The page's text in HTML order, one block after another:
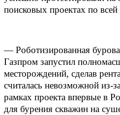
поисковых проектах по
— Роботизированная
Газпром запустил
месторождений, сделав
считалась невозможной
рамках проекта впервые в
для бурения скважин на